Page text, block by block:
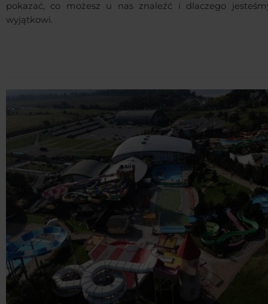
pokazać, co możesz u nas znaleźć i dlaczego
wyjątkowi.